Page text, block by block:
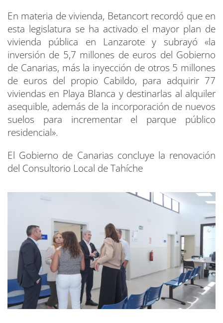
En materia de vivienda, Betancort recordó que en
esta legislatura se ha activado el mayor plan de
vivienda pública en Lanzarote y subrayó «la
inversión de 5,7 millones de euros del Gobierno
de Canarias, más la inyección de otros 5 millones
de euros del propio Cabildo, para adquirir 77
viviendas en Playa Blanca y destinarlas al alquiler
asequible, además de la incorporación de nuevos
suelos para incrementar el parque público
residencial».
El Gobierno de Canarias concluye la renovación
del Consultorio Local de Tahíche